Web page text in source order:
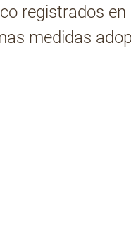
registrados en
medidas